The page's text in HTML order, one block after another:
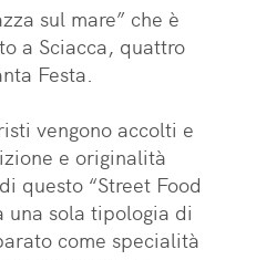
sul mare” che è
a Sciacca, quattro
Festa.
vengono accolti e
e originalità
questo “Street Food
una sola tipologia di
come specialità